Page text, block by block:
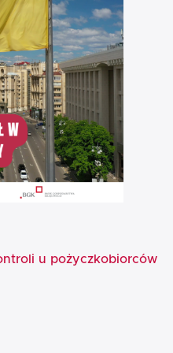
u pożyczkobiorców